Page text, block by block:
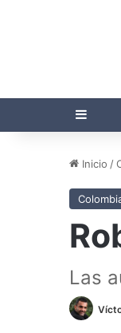
Barra
Inicio /
Las